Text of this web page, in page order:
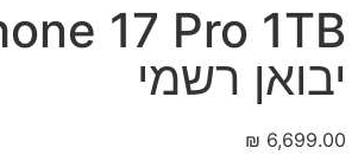
17 Pro 1TB
יבואן רשמי
₪ 6,699.00